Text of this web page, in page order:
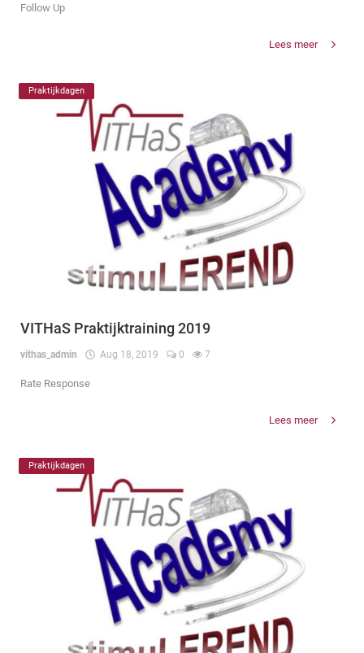
Follow Up
Lees meer
Praktijkdagen
VITHaS Praktijktraining 2019
vithas_admin Aug 18, 2019 0 7
Rate Response
Lees meer
Praktijkdagen